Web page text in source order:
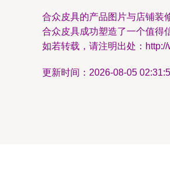
合众皮具的产品图片与店铺装
合众皮具成功塑造了一个值得
如若转载，请注明出处：
更新时间：2026-08-05